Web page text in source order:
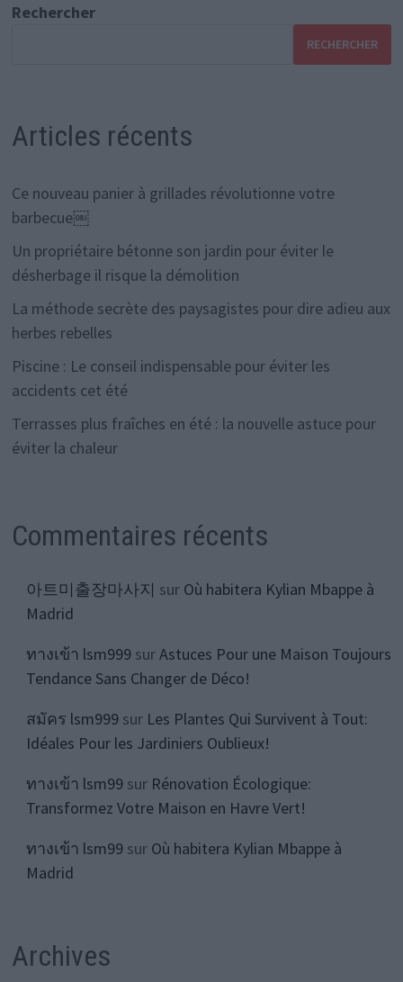
Rechercher
RECHERCHER
Articles récents
Ce nouveau panier à grillades révolutionne votre
barbecue￼
Un propriétaire bétonne son jardin pour éviter le
désherbage il risque la démolition
La méthode secrète des paysagistes pour dire adieu aux
herbes rebelles
Piscine : Le conseil indispensable pour éviter les
accidents cet été
Terrasses plus fraîches en été : la nouvelle astuce pour
éviter la chaleur
Commentaires récents
아트미출장마사지 sur Où habitera Kylian Mbappe à
Madrid
ทางเข้า lsm999surAstuces Pour une Maison Toujours
Tendance Sans Changer de Déco!
สมัคร lsm999sur Les Plantes Qui Survivent à Tout:
Idéales Pour les Jardiniers Oublieux!
ทางเข้า lsm99sur Rénovation Écologique:
Transformez Votre Maison en Havre Vert!
ทางเข้า lsm99sur Où habitera Kylian Mbappe à
Madrid
Archives